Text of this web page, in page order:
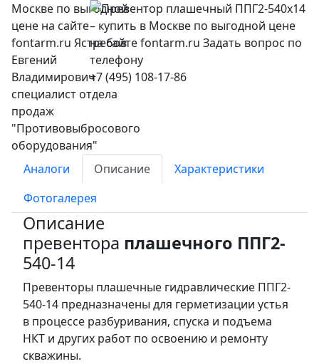
+7 (495) 108-17-86
Аналоги Описание
Характеристики
Фотогалерея
Описание
превентора плашечного ППГ2-
540-14
Превенторы плашечные гидравлические ППГ2-
540-14 предназначены для герметизации устья
в процессе разбуривания, спуска и подъема
НКТ и других работ по освоению и ремонту
скважины.